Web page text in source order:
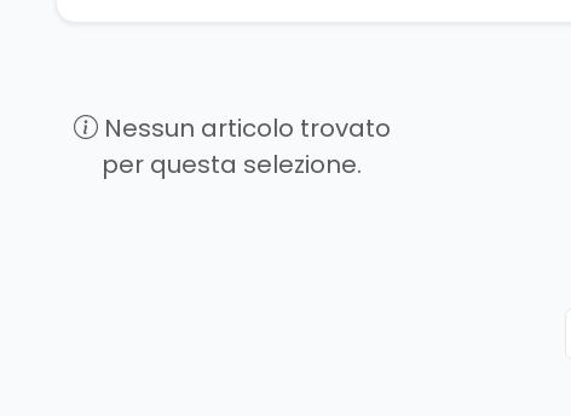
Nessun articolo trovato
per questa selezione.